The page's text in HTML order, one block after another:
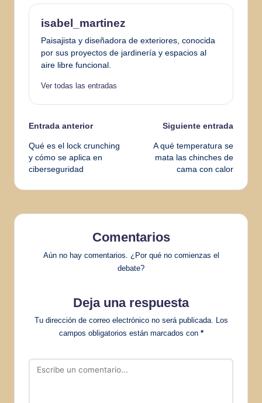
isabel_martinez
Paisajista y diseñadora de exteriores, conocida
por sus proyectos de jardinería y espacios al
aire libre funcional.
Ver todas las entradas
Navegación
de
entradas
Entrada anterior
Qué es el lock crunching
y cómo se aplica en
ciberseguridad
Siguiente entrada
A qué temperatura se
mata las chinches de
cama con calor
Comentarios
Aún no hay comentarios. ¿Por qué no comienzas el
debate?
Deja una respuesta
Tu dirección de correo electrónico no será publicada. Los
campos obligatorios están marcados con *